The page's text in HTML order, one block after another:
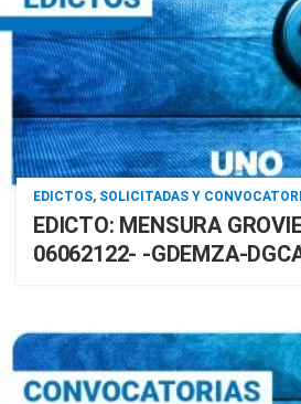
EDICTOS, SOLICITADAS Y
EDICTO: MENSURA
06062122- -GDEMZA-